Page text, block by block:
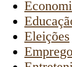
Eleições
Emprego